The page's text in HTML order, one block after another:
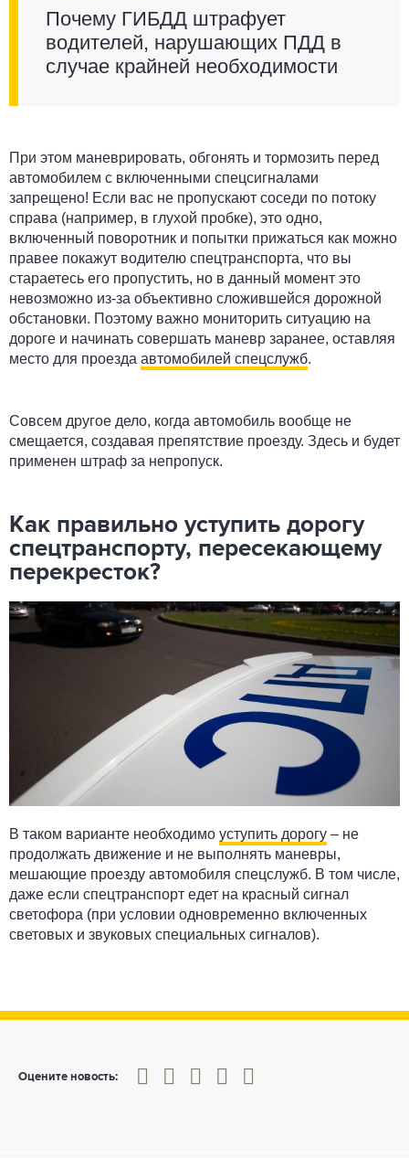
Почему ГИБДД штрафует
водителей, нарушающих ПДД в
случае крайней необходимости
При этом маневрировать, обгонять и тормозить перед
автомобилем с включенными спецсигналами
запрещено! Если вас не пропускают соседи по потоку
справа (например, в глухой пробке), это одно,
включенный поворотник и попытки прижаться как можно
правее покажут водителю спецтранспорта, что вы
стараетесь его пропустить, но в данный момент это
невозможно из-за объективно сложившейся дорожной
обстановки. Поэтому важно мониторить ситуацию на
дороге и начинать совершать маневр заранее, оставляя
место для проезда автомобилей спецслужб.
Совсем другое дело, когда автомобиль вообще не
смещается, создавая препятствие проезду. Здесь и будет
применен штраф за непропуск.
Как правильно уступить дорогу
спецтранспорту, пересекающему
перекресток?
В таком варианте необходимо уступить дорогу – не
продолжать движение и не выполнять маневры,
мешающие проезду автомобиля спецслужб. В том числе,
даже если спецтранспорт едет на красный сигнал
светофора (при условии одновременно включенных
световых и звуковых специальных сигналов).
Оцените новость:
0
1 2 3 4 5